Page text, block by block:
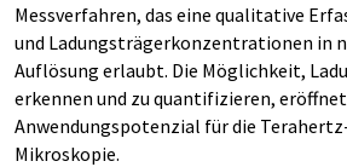
Messverfahren, das eine qualitative
und Ladungsträgerkonzentrationen in
Auflösung erlaubt. Die Möglichkeit,
erkennen und zu quantifizieren,
Anwendungspotenzial für die
Mikroskopie.